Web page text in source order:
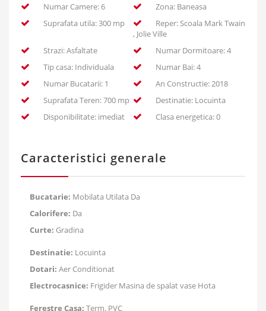
Numar Camere: 6
Zona: Baneasa
Suprafata utila: 300 mp
Reper: Scoala Mark Twain
, Jolie Ville
Strazi: Asfaltate
Numar Dormitoare: 4
Tip casa: Individuala
Numar Bai: 4
Numar Bucatarii: 1
An Constructie: 2018
Suprafata Teren: 700 mp
Destinatie: Locuinta
Disponibilitate: imediat
Clasa energetica: 0
Caracteristici generale
Bucatarie: Mobilata Utilata Da
Calorifere: Da
Curte: Gradina
Destinatie: Locuinta
Dotari: Aer Conditionat
Electrocasnice: Frigider Masina de spalat vase Hota
Ferestre Casa: Term. PVC